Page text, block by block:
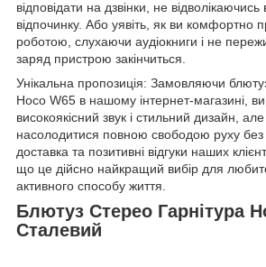
відповідати на дзвінки, не відволікаючись
відпочинку. Або уявіть, як ви комфортно
роботою, слухаючи аудіокниги і не
заряд пристрою закінчиться.
Унікальна пропозиція: Замовляючи
Hoco W65 в нашому інтернет-магазині,
високоякісний звук і стильний дизайн,
насолодитися повною свободою руху
доставка та позитивні відгуки наших
що це дійсно найкращий вибір для
активного способу життя.
Блютуз Стерео Гарнітура
Сталевий